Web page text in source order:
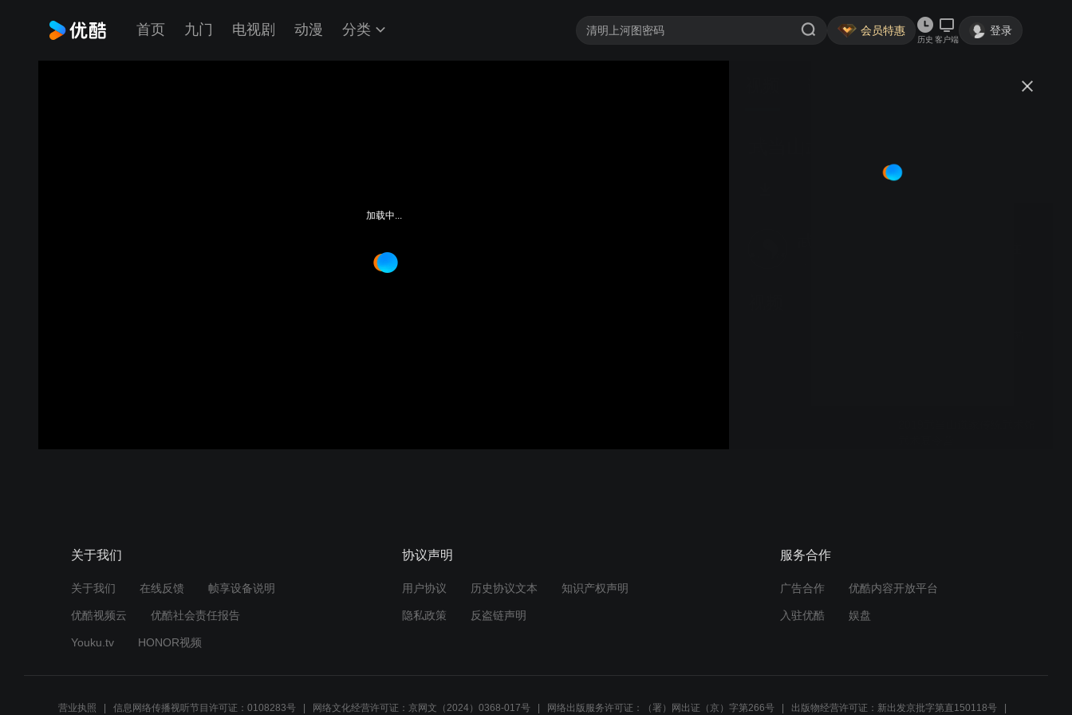
首页 九门 电视剧 动漫 分类 会员特惠
历史 客户端
登录
加载中...
关于我们
关于我们 在线反馈 帧享设备说明
优酷视频云 优酷社会责任报告
Youku.tv HONOR视频
协议声明
用户协议 历史协议文本 知识产权声明
隐私政策 反盗链声明
服务合作
广告合作 优酷内容开放平台
入驻优酷 娱盘
营业执照 信息网络传播视听节目许可证：0108283号 网络文化经营许可证：京网文（2024）0368-017号 网络出版服务许可证：（署）网出证（京）字第266号 出版物经营许可证：新出发京批字第直150118号